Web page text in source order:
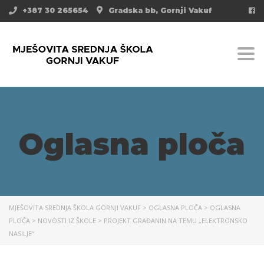
Gradska bb, Gornji Vakuf
+387 30 265654
Oglasna ploča
MJEŠOVITA SREDNJA ŠKOLA GORNJI VAKUF > OGLASNA PLOČA > OGLASNA
PLOČA > NOVOSTI IZ ŠKOLE > PROJEKT GRAĐANIN NA TEMU „ELEKTRONSKO
NASILJE“